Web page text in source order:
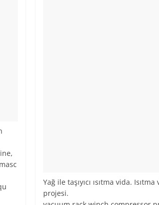
Yağ ile taşıyıcı ısıtma vida.
projesi.